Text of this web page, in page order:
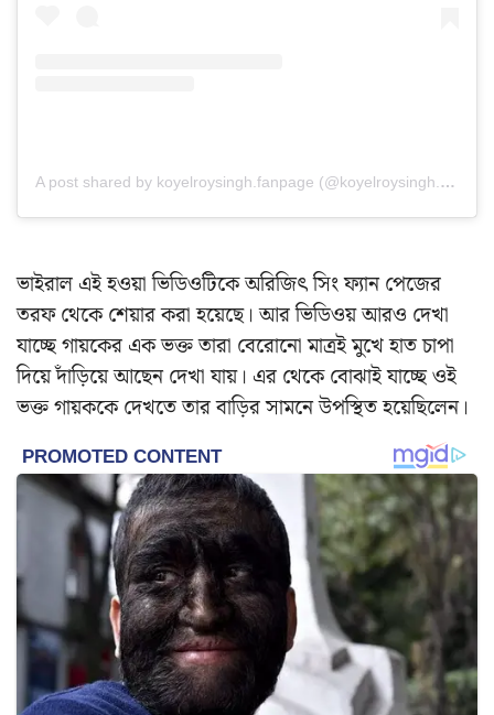
A post shared by koyelroysingh.fanpage (@koyelroysingh.fanpage)
ভাইরাল এই হওয়া ভিডিওটিকে অরিজিৎ সিং ফ্যান পেজের
তরফ থেকে শেয়ার করা হয়েছে। আর ভিডিওয় আরও দেখা
যাচ্ছে গায়কের এক ভক্ত তারা বেরোনো মাত্রই মুখে হাত চাপা
দিয়ে দাঁড়িয়ে আছেন দেখা যায়। এর থেকে বোঝাই যাচ্ছে ওই
ভক্ত গায়ককে দেখতে তার বাড়ির সামনে উপস্থিত হয়েছিলেন।